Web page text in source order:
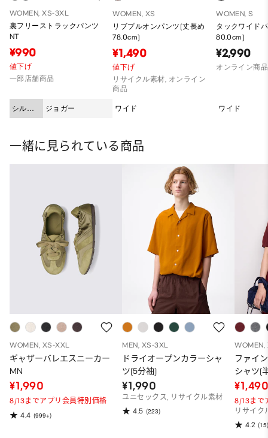
WOMEN, XS-3XL
裏フリーストラックパンツ
NT
¥990
値下げ
一部店舗商品
シルエ
ット
ジョガー
WOMEN, XS
リブプルオンパンツ(丈長め
78.0cm)
¥1,490
値下げ
リサイクル素材, オンライン
商品
ワイド
WOMEN, S
タックワイド
80.0cm)
¥2,990
オンライン商品
ワイド
一緒に見られている商品
WOMEN, XS-XXL
ギャザーバレエスニーカー
MN
¥1,990
8/13までアプリ会員特別価格
4.4 (999+)
MEN, XS-3XL
ドライオープンカラーシャ
ツ(5分袖)
¥1,990
ユニセックス, リサイクル素材
4.5 (223)
WOMEN,
ファイ
シャツ(
8/13まで
リサイク
4.2 (15)